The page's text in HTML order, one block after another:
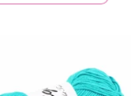
variations.